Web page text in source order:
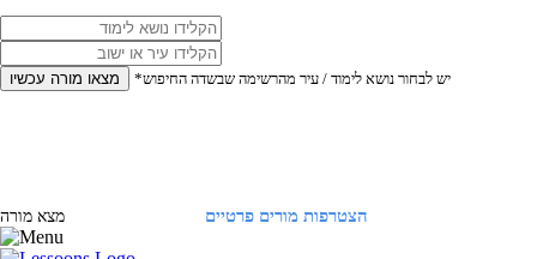
מצאו מורה עכשיו *יש לבחור נושא לימוד / עיר מהרשימה שבשדה החיפוש
הצטרפות מורים פרטיים מצא מורה